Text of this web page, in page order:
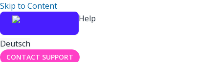
Skip to Content
Help
Deutsch
CONTACT SUPPORT